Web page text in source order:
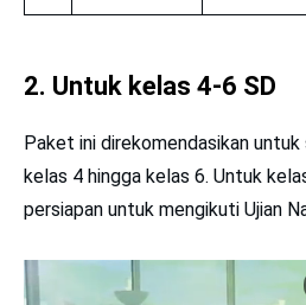
2. Untuk kelas 4-6 SD
Paket ini direkomendasikan
kelas 4 hingga kelas 6. Untuk
persiapan untuk mengikuti Ujian